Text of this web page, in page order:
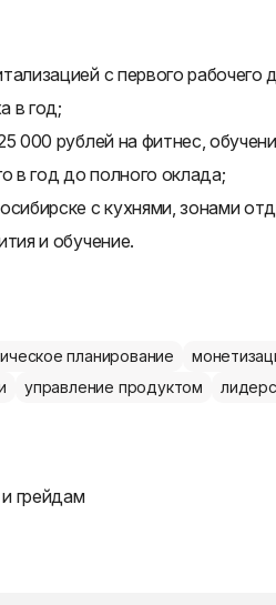
с первого рабочего
в год;
000 рублей на фитнес,
в год до полного оклада;
с кухнями, зонами
и обучение.
планирование
управление продуктом
грейдам